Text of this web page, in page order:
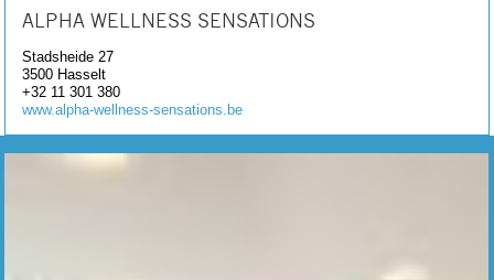
ALPHA WELLNESS SENSATIONS
Stadsheide 27
3500 Hasselt
+32 11 301 380
www.alpha-wellness-sensations.be